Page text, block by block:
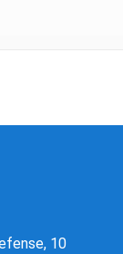
10